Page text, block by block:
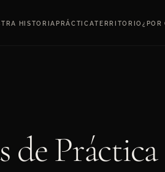
HISTORIAPRÁCTICATERRITORIO ¿POR
de Práctica